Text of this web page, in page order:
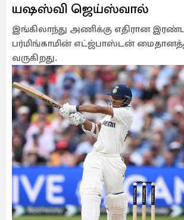
யஷஸ்வி ஜெய்ஸ்வால்
இங்கிலாந்து அணிக்கு எதிரான
பர்மிங்காமின் எட்ஜ்பாஸ்டன்
வருகிறது.